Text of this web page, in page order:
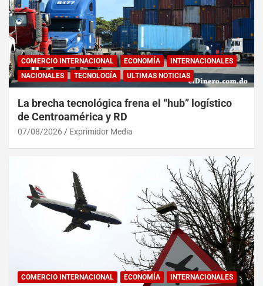
COMERCIO INTERNACIONAL ECONOMÍA
INTERNACIONALES
NACIONALES
TECNOLOGÍA ULTIMAS NOTICIAS
La brecha tecnológica frena el “hub” logístico
de Centroamérica y RD
07/08/2026 Exprimidor Media
COMERCIO INTERNACIONAL ECONOMÍA
INTERNACIONALES